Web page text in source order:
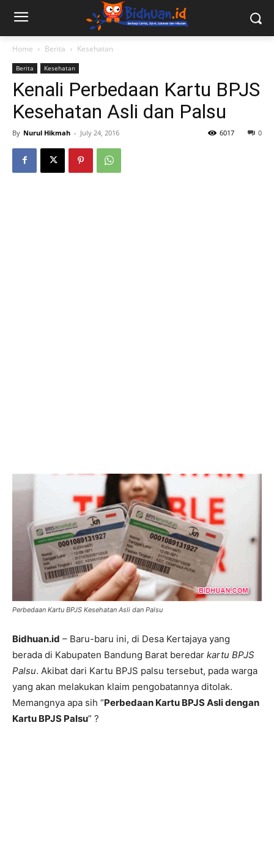
Home Berita Kesehatan
Berita Kesehatan
Kenali Perbedaan Kartu BPJS
Kesehatan Asli dan Palsu
By Nurul Hikmah - July 24, 2016 0
6017
Perbedaan Kartu BPJS Kesehatan Asli dan Palsu
Bidhuan.id – Baru-baru ini, di Desa Kertajaya yang
berada di Kabupaten Bandung Barat beredar kartu BPJS
Palsu. Akibat dari Kartu BPJS palsu tersebut, pada warga
yang akan melakukan klaim pengobatannya ditolak.
Memangnya apa sih “Perbedaan Kartu BPJS Asli dengan
Kartu BPJS Palsu” ?